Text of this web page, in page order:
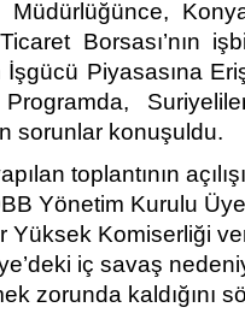
Müdürlüğünce,
Borsası’nın
Piyasasına
sorunlar konuşuldu.​
toplantının
Yönetim Kurulu
Komiserliği
iç savaş
zorunda kaldığını